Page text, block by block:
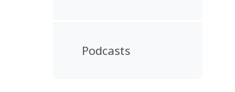
Podcasts